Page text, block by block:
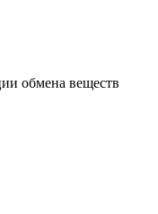
обмена веществ